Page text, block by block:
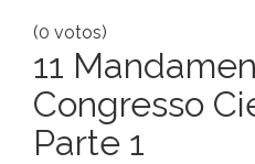
(0 votos)
11
Congresso
Parte 1